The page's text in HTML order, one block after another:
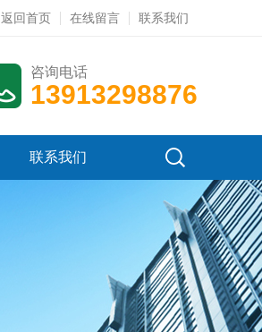
返回首页 在线留言 联系我们
咨询电话
13913298876
联系我们